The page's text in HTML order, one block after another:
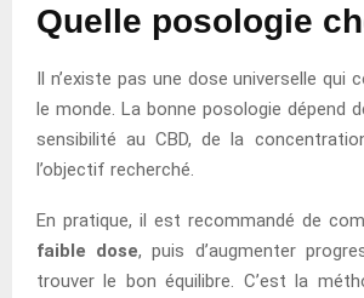
Quelle posologie
Il n’existe pas une dose universelle qui
le monde. La bonne posologie dépend
sensibilité au CBD, de la
l’objectif recherché.
En pratique, il est recommandé de
faible dose, puis d’augmenter
trouver le bon équilibre. C’est la